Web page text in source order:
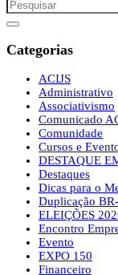
Categorias
ACIJS
Administrativo
Associativismo
Comunicado
Comunidade
Cursos e
DESTAQUE
Destaques
Dicas para o
Duplicação
ELEIÇÕES
Encontro
Evento
EXPO 150
Financeiro